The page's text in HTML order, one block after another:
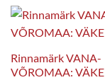
Rinnamärk VANA-
VÕROMAA: VÄKE